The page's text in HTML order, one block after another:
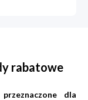
rabatowe
dla